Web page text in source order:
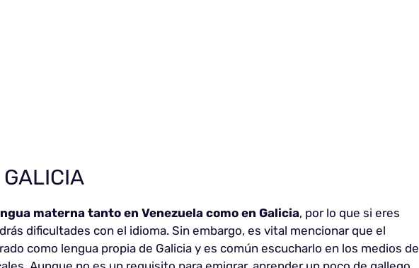
materna tanto en Venezuela como en Galicia, por lo que si eres
dificultades con el idioma. Sin embargo, es vital mencionar que el
como lengua propia de Galicia y es común escucharlo en los medios de